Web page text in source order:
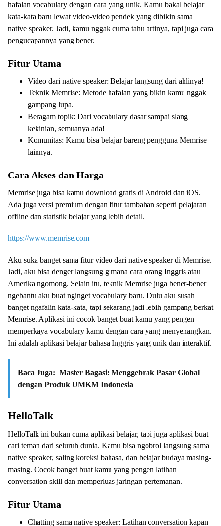
hafalan vocabulary dengan cara yang unik. Kamu bakal belajar
kata-kata baru lewat video-video pendek yang dibikin sama
native speaker. Jadi, kamu nggak cuma tahu artinya, tapi juga cara
pengucapannya yang bener.
Fitur Utama
Video dari native speaker: Belajar langsung dari ahlinya!
Teknik Memrise: Metode hafalan yang bikin kamu nggak
gampang lupa.
Beragam topik: Dari vocabulary dasar sampai slang
kekinian, semuanya ada!
Komunitas: Kamu bisa belajar bareng pengguna Memrise
lainnya.
Cara Akses dan Harga
Memrise juga bisa kamu download gratis di Android dan iOS.
Ada juga versi premium dengan fitur tambahan seperti pelajaran
offline dan statistik belajar yang lebih detail.
https://www.memrise.com
Aku suka banget sama fitur video dari native speaker di Memrise.
Jadi, aku bisa denger langsung gimana cara orang Inggris atau
Amerika ngomong. Selain itu, teknik Memrise juga bener-bener
ngebantu aku buat nginget vocabulary baru. Dulu aku susah
banget ngafalin kata-kata, tapi sekarang jadi lebih gampang berkat
Memrise. Aplikasi ini cocok banget buat kamu yang pengen
memperkaya vocabulary kamu dengan cara yang menyenangkan.
Ini adalah aplikasi belajar bahasa Inggris yang unik dan interaktif.
Baca Juga: Master Bagasi: Menggebrak Pasar Global
dengan Produk UMKM Indonesia
HelloTalk
HelloTalk ini bukan cuma aplikasi belajar, tapi juga aplikasi buat
cari teman dari seluruh dunia. Kamu bisa ngobrol langsung sama
native speaker, saling koreksi bahasa, dan belajar budaya masing-
masing. Cocok banget buat kamu yang pengen latihan
conversation skill dan memperluas jaringan pertemanan.
Fitur Utama
Chatting sama native speaker: Latihan conversation kapan